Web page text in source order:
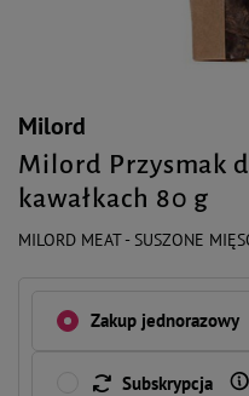
Milord
Milord Przysmak
kawałkach 80 g
MILORD MEAT - SUSZONE
Zakup jednorazowy
Subskrypcja